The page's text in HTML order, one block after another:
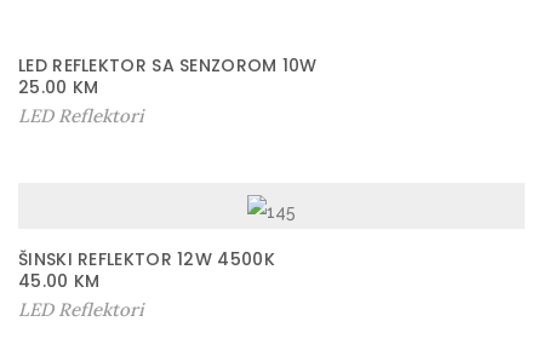
LED REFLEKTOR SA SENZOROM 10W
25.00 KM
LED Reflektori
ŠINSKI REFLEKTOR 12W 4500K
45.00 KM
LED Reflektori